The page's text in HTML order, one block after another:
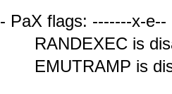
- PaX flags: -------x-
RANDEXEC is
EMUTRAMP is